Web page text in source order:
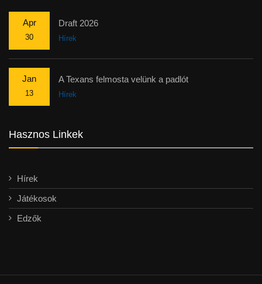
Apr
30
Draft 2026
Hírek
Jan
13
A Texans felmosta velünk a padlót
Hírek
Hasznos Linkek
Hírek
Játékosok
Edzők